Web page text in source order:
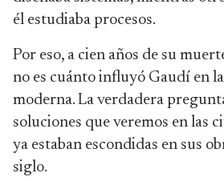
él estudiaba procesos.
Por eso, a cien años de su
no es cuánto influyó Gaudí en
moderna. La verdadera
soluciones que veremos en las
ya estaban escondidas en sus
siglo.